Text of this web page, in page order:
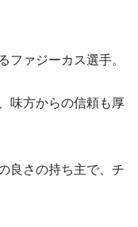
ファジーカス選手。
味方からの信頼も厚
良さの持ち主で、チ